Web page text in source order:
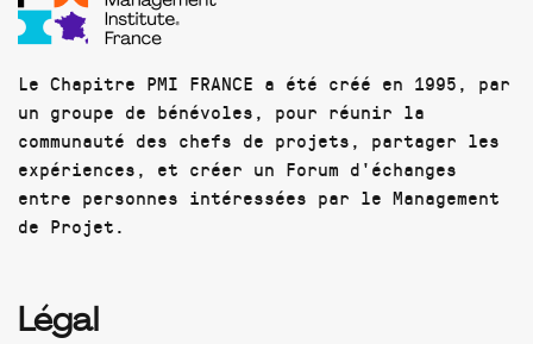
Le Chapitre PMI FRANCE a été créé en 1995, par
un groupe de bénévoles, pour réunir la
communauté des chefs de projets, partager les
expériences, et créer un Forum d'échanges
entre personnes intéressées par le Management
de Projet.
Légal